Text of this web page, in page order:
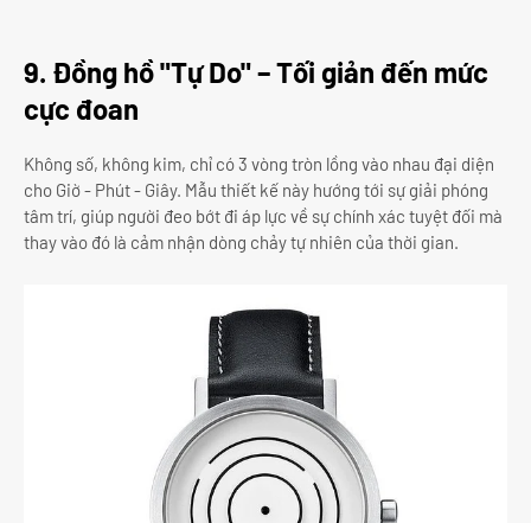
9. Đồng hồ "Tự Do" – Tối giản đến mức
cực đoan
Không số, không kim, chỉ có 3 vòng tròn lồng vào nhau đại diện
cho Giờ - Phút - Giây. Mẫu thiết kế này hướng tới sự giải phóng
tâm trí, giúp người đeo bớt đi áp lực về sự chính xác tuyệt đối mà
thay vào đó là cảm nhận dòng chảy tự nhiên của thời gian.